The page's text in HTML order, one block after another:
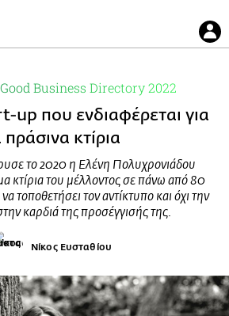
Business Directory 2022
που ενδιαφέρεται για
πράσινα κτίρια
το 2020 η Ελένη Πολυχρονιάδου
κτίρια του μέλλοντος σε πάνω από 80
τοποθετήσει τον αντίκτυπο και όχι την
καρδιά της προσέγγισής της.
Νίκος Ευσταθίου